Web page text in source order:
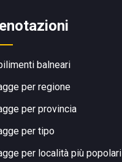
balneari
per regione
per provincia
per tipo
per località più popolari